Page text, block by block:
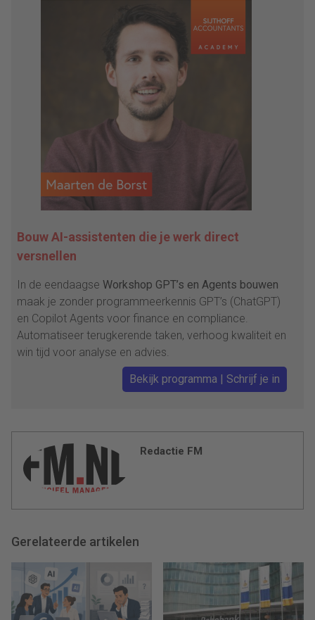
Bouw AI-assistenten die je werk direct
versnellen
In de eendaagse Workshop GPT’s en Agents bouwen
maak je zonder programmeerkennis GPT’s (ChatGPT)
en Copilot Agents voor finance en compliance.
Automatiseer terugkerende taken, verhoog kwaliteit en
win tijd voor analyse en advies.
Bekijk programma | Schrijf je in
Redactie FM
Gerelateerde artikelen